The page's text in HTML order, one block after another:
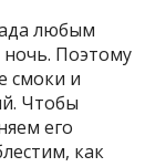
любым
Поэтому
смоки и
Чтобы
его
как